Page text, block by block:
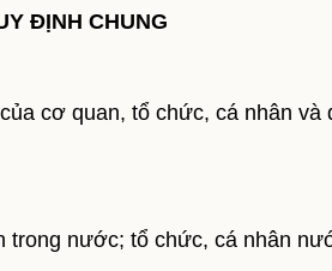
ĐỊNH CHUNG
cơ quan, tổ chức, cá nhân
nước; tổ chức, cá nhân